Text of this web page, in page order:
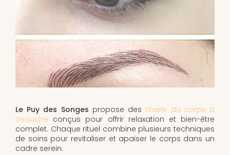
Le Puy des Songes propose des rituels du corps à
Veauche conçus pour offrir relaxation et bien-être
complet. Chaque rituel combine plusieurs techniques
de soins pour revitaliser et apaiser le corps dans un
cadre serein.